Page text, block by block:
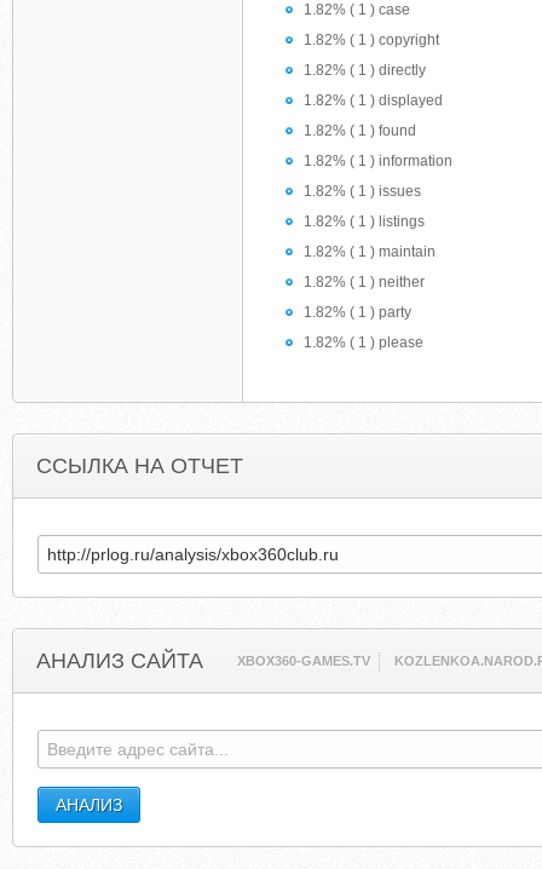
1.82% ( 1 ) case
1.82% ( 1 ) copyright
1.82% ( 1 ) directly
1.82% ( 1 ) displayed
1.82% ( 1 ) found
1.82% ( 1 ) information
1.82% ( 1 ) issues
1.82% ( 1 ) listings
1.82% ( 1 ) maintain
1.82% ( 1 ) neither
1.82% ( 1 ) party
1.82% ( 1 ) please
ССЫЛКА НА ОТЧЕТ
АНАЛИЗ САЙТА XBOX360-GAMES.TV